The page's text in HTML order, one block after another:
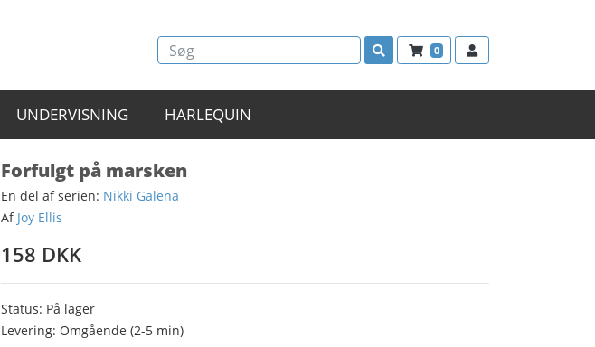
0
UNDERVISNING HARLEQUIN
Forfulgt på marsken
En del af serien: Nikki Galena
Af Joy Ellis
158 DKK
Status: På lager
Levering: Omgående (2-5 min)